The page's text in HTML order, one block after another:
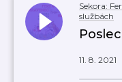
Sekora:
službách
11. 8. 2021